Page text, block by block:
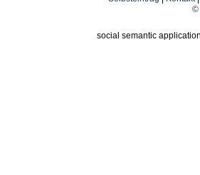
©
social semantic